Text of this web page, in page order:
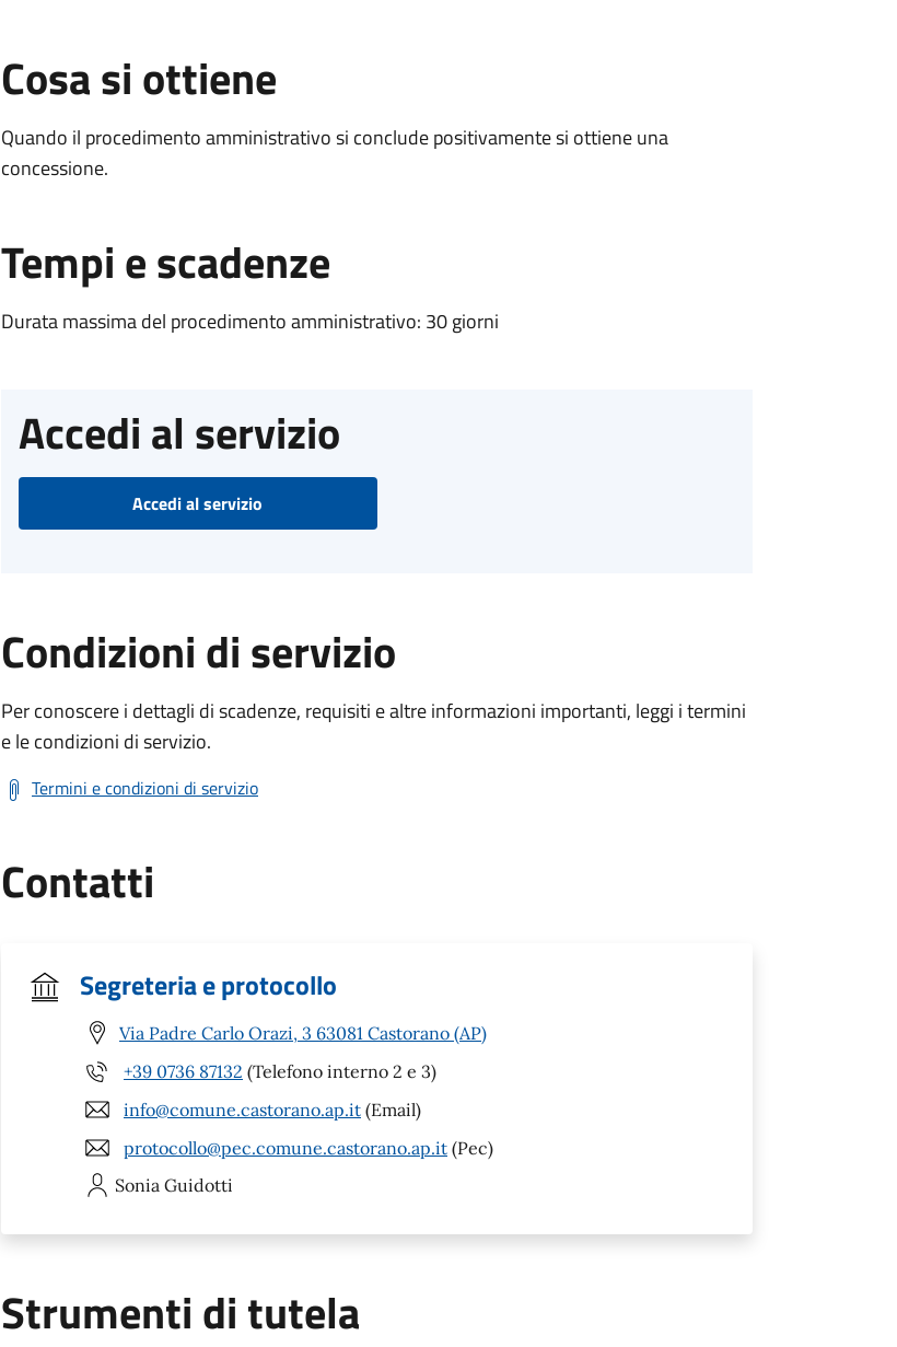
Cosa si ottiene
Quando il procedimento amministrativo si conclude positivamente si ottiene una
concessione.
Tempi e scadenze
Durata massima del procedimento amministrativo: 30 giorni
Accedi al servizio
Accedi al servizio
Condizioni di servizio
Per conoscere i dettagli di scadenze, requisiti e altre informazioni importanti, leggi i termini
e le condizioni di servizio.
Termini e condizioni di servizio
Contatti
Segreteria e protocollo
Via Padre Carlo Orazi, 3 63081 Castorano (AP)
+39 0736 87132 (Telefono interno 2 e 3)
info@comune.castorano.ap.it (Email)
protocollo@pec.comune.castorano.ap.it (Pec)
Sonia Guidotti
Strumenti di tutela